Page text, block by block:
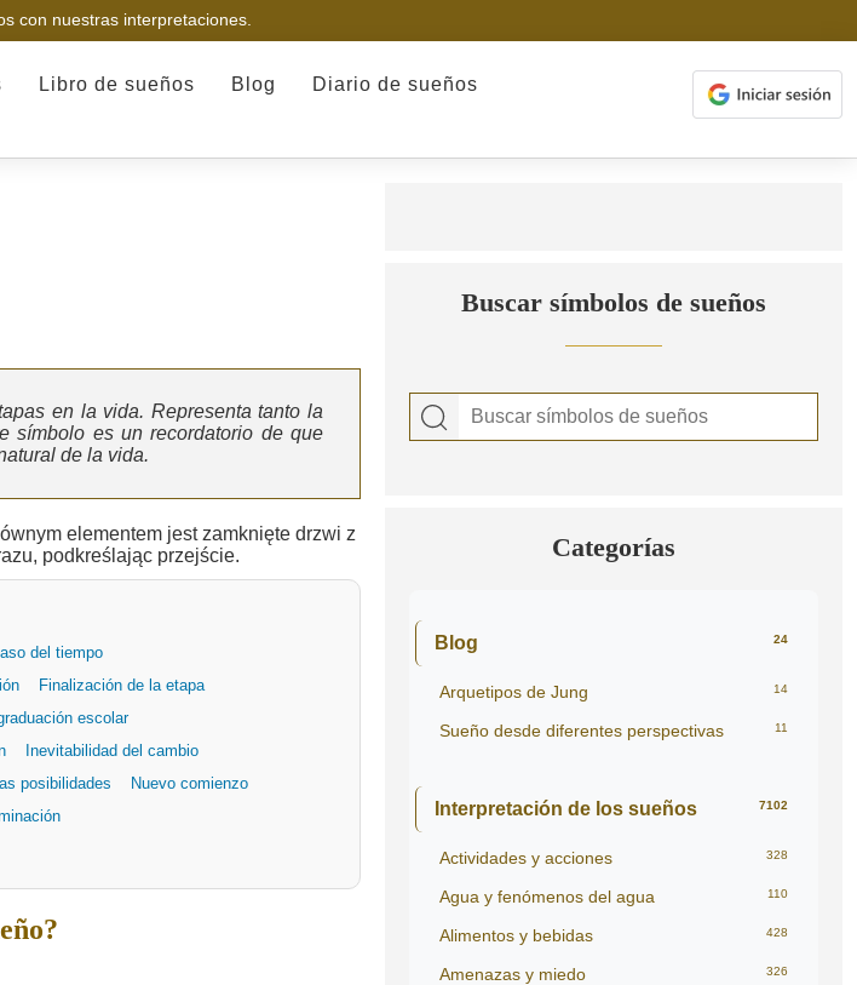
con nuestras interpretaciones.
Libro de sueños Blog Diario de sueños
en la vida. Representa tanto la
símbolo es un recordatorio de que
de la vida.
del tiempo
Finalización de la etapa
escolar
Inevitabilidad del cambio
posibilidades
Nuevo comienzo
Buscar símbolos de sueños
Categorías
Blog 24
Arquetipos de Jung 14
Sueño desde diferentes perspectivas 11
Interpretación de los sueños 7102
Actividades y acciones 328
Agua y fenómenos del agua 110
Alimentos y bebidas 428
Amenazas y miedo 326